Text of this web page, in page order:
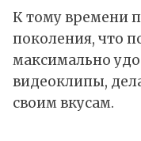
К тому времени
поколения, что
максимально
видеоклипы,
своим вкусам.